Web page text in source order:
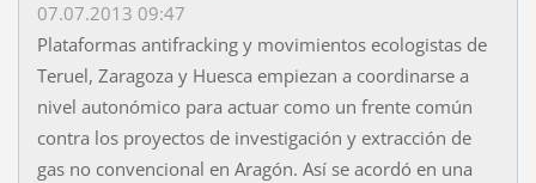
07.07.2013 09:47
Plataformas antifracking y movimientos ecologistas de
Teruel, Zaragoza y Huesca empiezan a coordinarse a
nivel autonómico para actuar como un frente común
contra los proyectos de investigación y extracción de
gas no convencional en Aragón. Así se acordó en una